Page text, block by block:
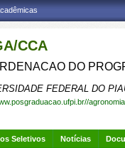
CCA
DO
FEDERAL DO
agronomia
Seletivos Notícias